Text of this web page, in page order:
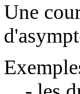
Une